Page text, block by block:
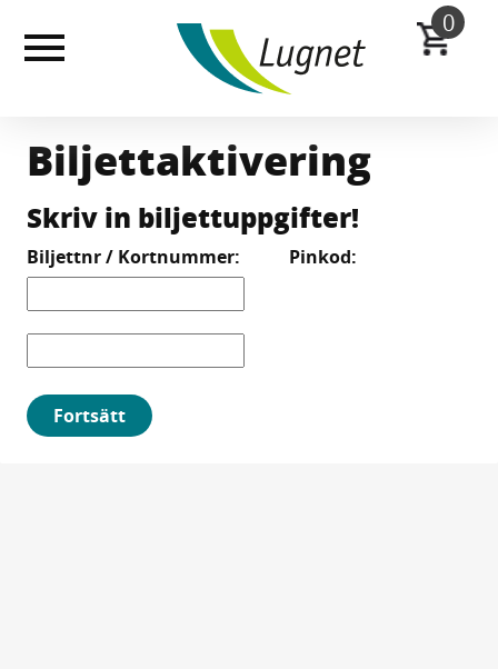
huvudinnehållet
0
Biljettaktivering
Skriv in biljettuppgifter!
Biljettnr / Kortnummer: Pinkod:
Fortsätt